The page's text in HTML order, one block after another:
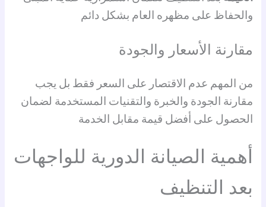
والحفاظ على مظهره العام بشكل دائم
مقارنة الأسعار والجودة
من المهم عدم الاقتصار على السعر فقط بل يجب
مقارنة الجودة والخبرة والتقنيات المستخدمة لضمان
الحصول على أفضل قيمة مقابل الخدمة
أهمية الصيانة الدورية للواجهات
بعد التنظيف